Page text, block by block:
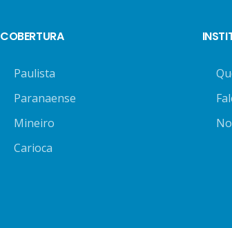
COBERTURA
Paulista
Paranaense
Mineiro
Carioca